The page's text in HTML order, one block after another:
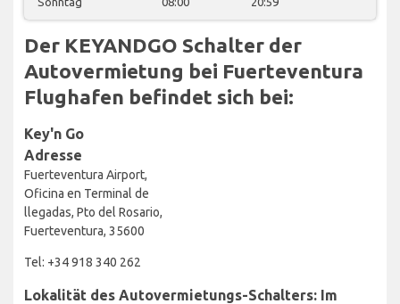
Der KEYANDGO Schalter der
Autovermietung bei Fuerteventura
Flughafen befindet sich bei:
Key'n Go
Adresse
Fuerteventura Airport,
Oficina en Terminal de
llegadas, Pto del Rosario,
Fuerteventura, 35600
Tel: +34 918 340 262
Lokalität des Autovermietungs-Schalters: Im